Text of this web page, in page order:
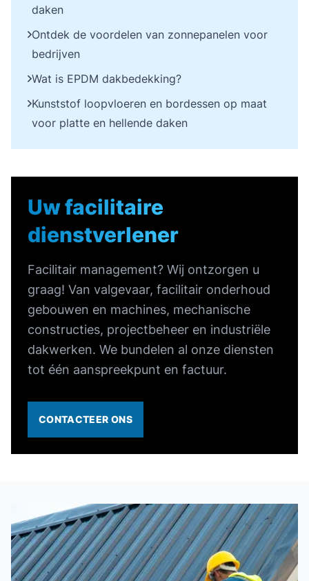
daken
Ontdek de voordelen van zonnepanelen voor
bedrijven
Wat is EPDM dakbedekking?
Kunststof loopvloeren en bordessen op maat
voor platte en hellende daken
Uw facilitaire
dienstverlener
Facilitair management? Wij ontzorgen u
graag! Van valgevaar, facilitair onderhoud
gebouwen en machines, mechanische
constructies, projectbeheer en industriële
dakwerken. We bundelen al onze diensten
tot één aanspreekpunt en factuur.
CONTACTEER ONS